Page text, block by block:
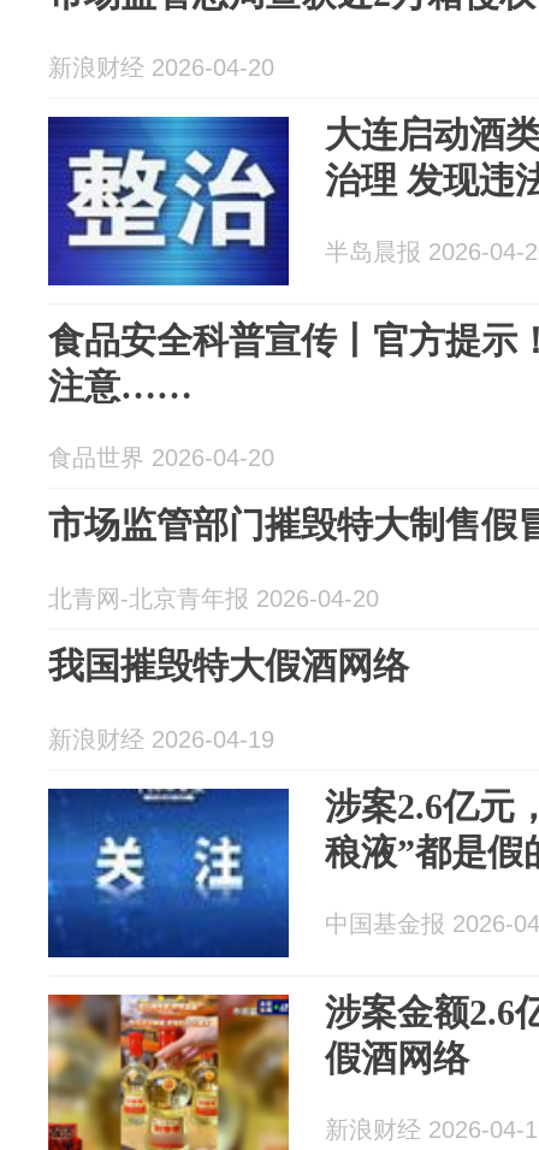
新浪财经 2026-04-20
大连启动酒
治理 发现违
半岛晨报 2026-04-
食品安全科普宣传丨官方提示
注意……
食品世界 2026-04-20
市场监管部门摧毁特大制售假
北青网-北京青年报 2026-04-20
我国摧毁特大假酒网络
新浪财经 2026-04-19
涉案2.6亿元
稂液”都是假
中国基金报 2026-
涉案金额2.6
假酒网络
新浪财经 2026-04-